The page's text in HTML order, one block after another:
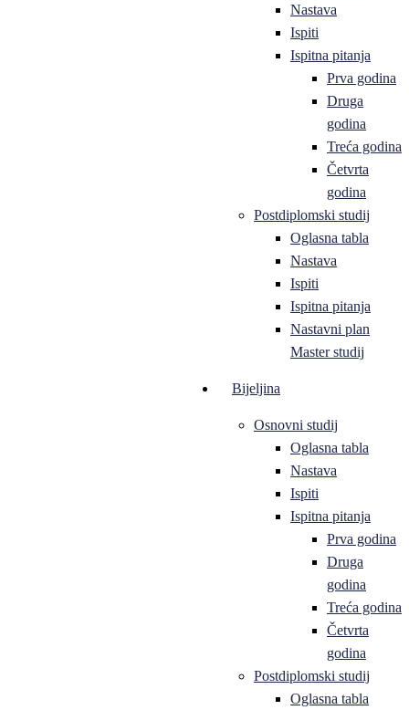
Nastava
Ispiti
Ispitna pitanja
Prva godina
Druga
godina
Treća godina
Četvrta
godina
Postdiplomski studij
Oglasna tabla
Nastava
Ispiti
Ispitna pitanja
Nastavni plan
Master studij
Bijeljina
Osnovni studij
Oglasna tabla
Nastava
Ispiti
Ispitna pitanja
Prva godina
Druga
godina
Treća godina
Četvrta
godina
Postdiplomski studij
Oglasna tabla